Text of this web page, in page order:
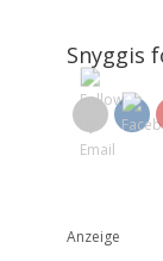
Snyggis
Anzeige